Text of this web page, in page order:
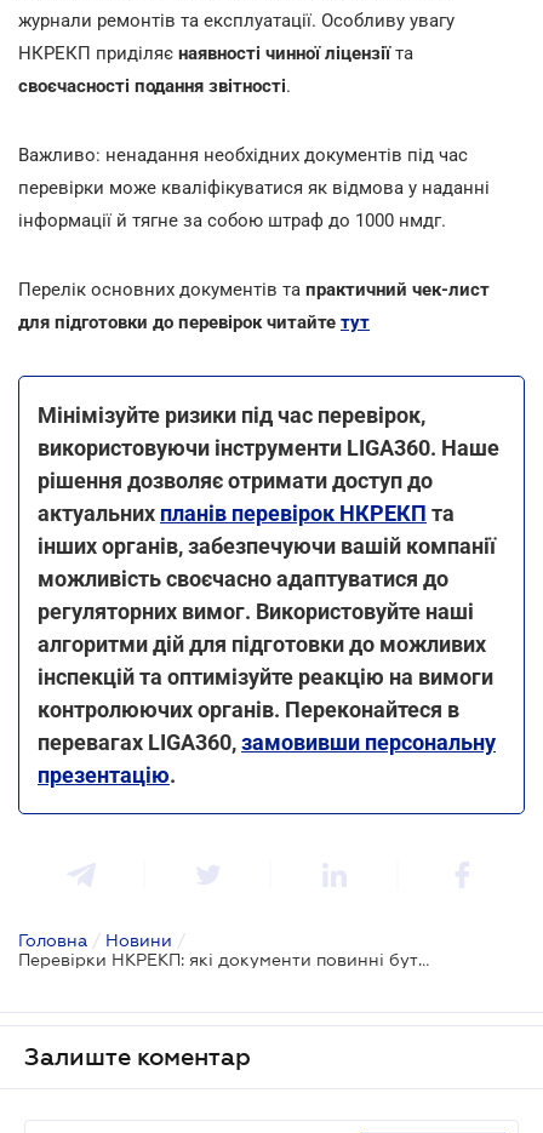
журнали ремонтів та експлуатації. Особливу увагу
НКРЕКП приділяє наявності чинної ліцензіїта
своєчасності подання звітності.
Важливо: ненадання необхідних документів під час
перевірки може кваліфікуватися як відмова у наданні
інформації й тягне за собою штраф до 1000 нмдг.
Перелік основних документів та практичний чек-лист
для підготовки до перевірок читайте тут
Мінімізуйте ризики під час перевірок,
використовуючи інструменти LIGA360. Наше
рішення дозволяє отримати доступ до
актуальних планів перевірок НКРЕКП та
інших органів, забезпечуючи вашій компанії
можливість своєчасно адаптуватися до
регуляторних вимог. Використовуйте наші
алгоритми дій для підготовки до можливих
інспекцій та оптимізуйте реакцію на вимоги
контролюючих органів. Переконайтеся в
перевагах LIGA360,замовивши персональну
презентацію.
Головна / Новини /
Перевірки НКРЕКП: які документи повинні бути на підприємстві?
Залиште коментар